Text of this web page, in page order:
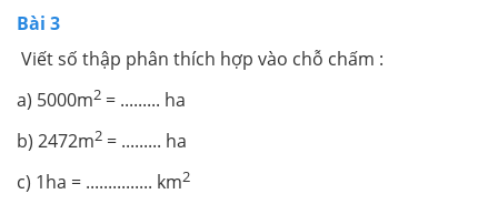
Bài 3
Viết số thập phân thích hợp vào chỗ chấm :
a) 5000m2 = ......... ha
b) 2472m2 = ......... ha
c) 1ha = ............... km2